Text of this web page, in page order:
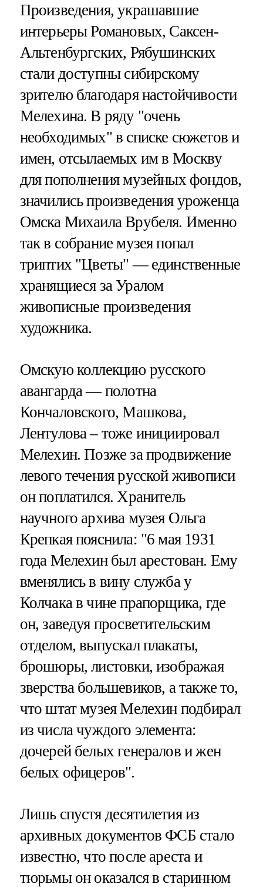
Произведения, украшавшие
интерьеры Романовых, Саксен-
Альтенбургских, Рябушинских
стали доступны сибирскому
зрителю благодаря настойчивости
Мелехина. В ряду "очень
необходимых" в списке сюжетов и
имен, отсылаемых им в Москву
для пополнения музейных фондов,
значились произведения уроженца
Омска Михаила Врубеля. Именно
так в собрание музея попал
триптих "Цветы" — единственные
хранящиеся за Уралом
живописные произведения
художника.
Омскую коллекцию русского
авангарда — полотна
Кончаловского, Машкова,
Лентулова – тоже инициировал
Мелехин. Позже за продвижение
левого течения русской живописи
он поплатился. Хранитель
научного архива музея Ольга
Крепкая пояснила: "6 мая 1931
года Мелехин был арестован. Ему
вменялись в вину служба у
Колчака в чине прапорщика, где
он, заведуя просветительским
отделом, выпускал плакаты,
брошюры, листовки, изображая
зверства большевиков, а также то,
что штат музея Мелехин подбирал
из числа чуждого элемента:
дочерей белых генералов и жен
белых офицеров".
Лишь спустя десятилетия из
архивных документов ФСБ стало
известно, что после ареста и
тюрьмы он оказался в старинном